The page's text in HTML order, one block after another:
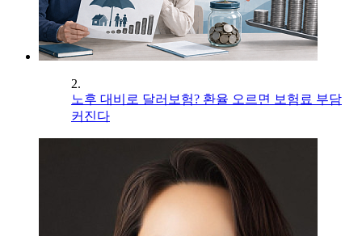
2.
노후 대비로 달러보험? 환율 오르면 보험료 부담
커진다